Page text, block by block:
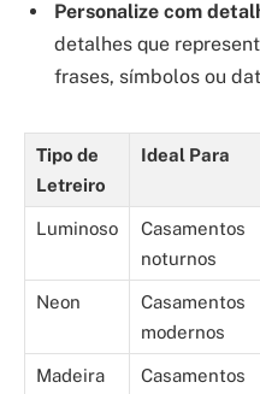
Personalize com
detalhes que
frases, símbolos ou
Tipo de
Letreiro
Ideal Para
Luminoso
Casamentos
noturnos
Neon
Casamentos
modernos
Madeira
Casamentos